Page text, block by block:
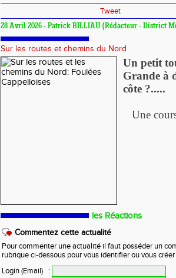
Tweet
28 Avril 2026 - Patrick BILLIAU (Rédacteur - District
Sur les routes et chemins du Nord
Un petit
Grande à
côte ?.....
Une
les Réactions
Commentez cette actualité
Pour commenter une actualité il faut posséder un
rubrique ci-dessous pour vous identifier ou vous
Login (Email)
: